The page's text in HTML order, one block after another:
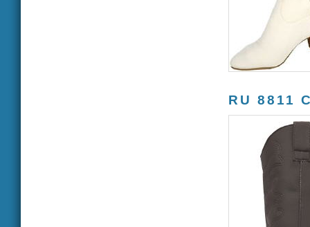
RU 8811